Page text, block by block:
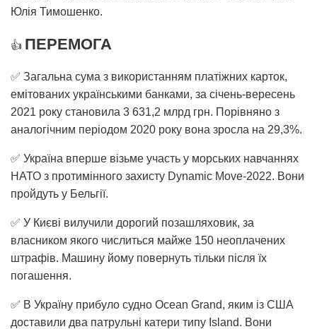
Юлія Тимошенко.
👍 ПЕРЕМОГА
✅ Загальна сума з використанням платіжних карток,
емітованих українськими банками, за січень-вересень
2021 року становила 3 631,2 млрд грн. Порівняно з
аналогічним періодом 2020 року вона зросла на 29,3%.
✅ Україна вперше візьме участь у морських навчаннях
НАТО з протимінного захисту Dynamic Move-2022. Вони
пройдуть у Бельгії.
✅ У Києві вилучили дорогий позашляховик, за
власником якого числиться майже 150 неоплачених
штрафів. Машину йому повернуть тільки після їх
погашення.
✅ В Україну прибуло судно Ocean Grand, яким із США
доставили два патрульні катери типу Island. Вони